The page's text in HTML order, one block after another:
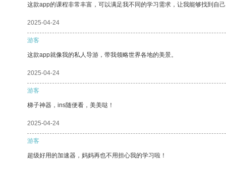
这款app的课程非常丰富，可以满足我不同的学习需求，让我能够找到自
2025-04-24
游客
这款app就像我的私人导游，带我领略世界各地的美景。
2025-04-24
游客
梯子神器，ins随便看，美美哒！
2025-04-24
游客
超级好用的加速器，妈妈再也不用担心我的学习啦！